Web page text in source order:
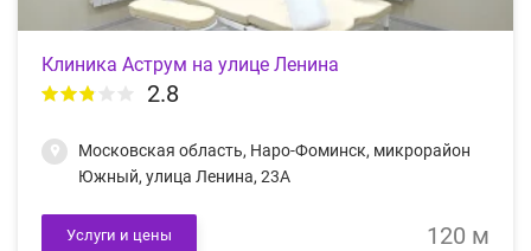
Клиника Аструм на улице Ленина
2.8
Московская область, Наро-Фоминск, микрорайон
Южный, улица Ленина, 23А
Услуги и цены 120 м